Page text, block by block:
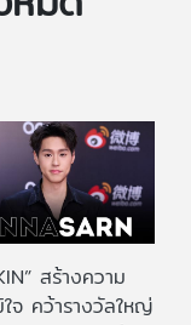
สร้างความ
จ คว้ารางวัลใหญ่